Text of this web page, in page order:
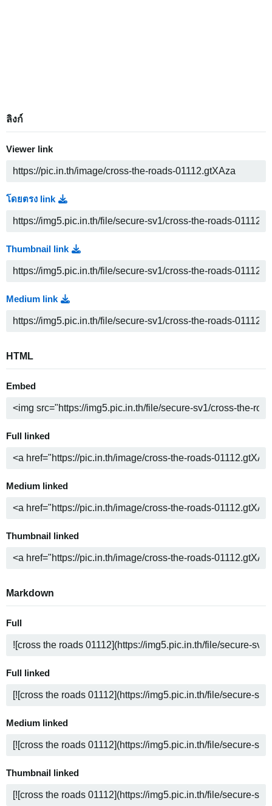
ลิงก์
Viewer link
โดยตรง link
Thumbnail link
Medium link
HTML
Embed
Full linked
Medium linked
Thumbnail linked
Markdown
Full
Full linked
Medium linked
Thumbnail linked